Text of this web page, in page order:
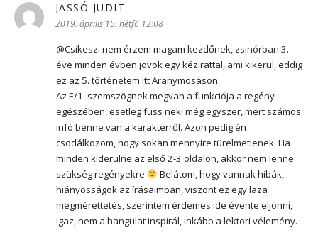
JASSÓ JUDIT
2019. április 15. hétfő 12:08
@Csikesz: nem érzem magam kezdőnek, zsinórban 3.
éve minden évben jövök egy kézirattal, ami kikerül, eddig
ez az 5. történetem itt Aranymosáson.
Az E/1. szemszögnek megvan a funkciója a regény
egészében, esetleg fuss neki még egyszer, mert számos
infó benne van a karakterről. Azon pedig én
csodálkozom, hogy sokan mennyire türelmetlenek. Ha
minden kiderülne az első 2-3 oldalon, akkor nem lenne
szükség regényekre
Belátom, hogy vannak hibák,
hiányosságok az írásaimban, viszont ez egy laza
megmérettetés, szerintem érdemes ide évente eljönni,
igaz, nem a hangulat inspirál, inkább a lektori vélemény.